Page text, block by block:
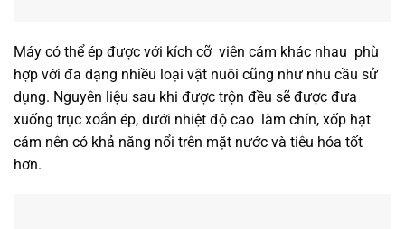
Máy có thể ép được với kích cỡ viên cám khác nhau phù
hợp với đa dạng nhiều loại vật nuôi cũng như nhu cầu sử
dụng. Nguyên liệu sau khi được trộn đều sẽ được đưa
xuống trục xoắn ép, dưới nhiệt độ cao làm chín, xốp hạt
cám nên có khả năng nổi trên mặt nước và tiêu hóa tốt
hơn.